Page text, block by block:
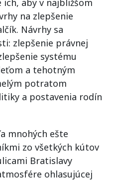
ich, aby v najbližšom
na zlepšenie
Návrhy sa
zlepšenie právnej
systému
a tehotným
potratom
a postavenia rodín
mnohých ešte
zo všetkých kútov
Bratislavy
ohlasujúcej